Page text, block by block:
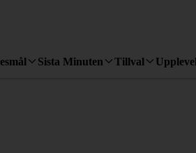
Sista Minuten Tillval